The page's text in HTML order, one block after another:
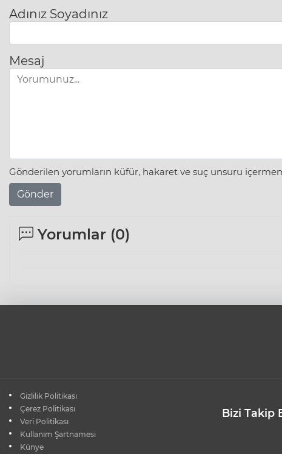
Adınız Soyadınız
Mesaj
Gönderilen yorumların küfür, hakaret ve suç unsuru
Gönder
Yorumlar (0)
Gizlilik Politikası
Çerez Politikası
Veri Politikası
Kullanım Şartnamesi
Künye
Bizi Takip